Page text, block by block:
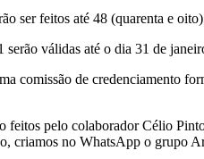
ser feitos até 48 (quarenta e
válidas até o dia 31 de
comissão de credenciamento
feitos pelo colaborador Célio
criamos no WhatsApp o grupo